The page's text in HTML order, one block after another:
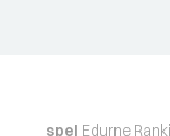
spel Edurne